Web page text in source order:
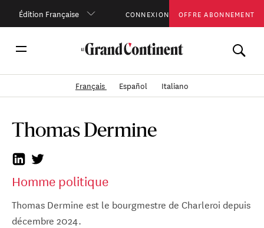
Édition Française CONNEXION OFFRE ABONNEMENT
Français Español Italiano
Thomas Dermine
Homme politique
Thomas Dermine est le bourgmestre de Charleroi depuis
décembre 2024.